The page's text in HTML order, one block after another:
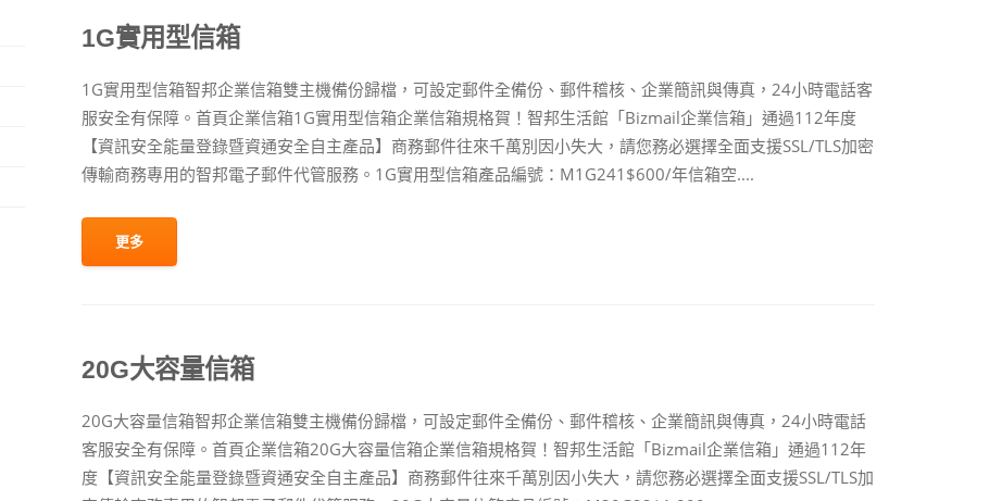
1G實用型信箱
1G實用型信箱智邦企業信箱雙主機備份歸檔，可設定郵件全備份、郵件稽核、企業簡訊與傳真，24小時電話客
服安全有保障。首頁企業信箱1G實用型信箱企業信箱規格賀！智邦生活館「Bizmail企業信箱」通過112年度
【資訊安全能量登錄暨資通安全自主產品】商務郵件往來千萬別因小失大，請您務必選擇全面支援SSL/TLS加密
傳輸商務專用的智邦電子郵件代管服務。1G實用型信箱產品編號：M1G241$600/年信箱空....
更多
20G大容量信箱
20G大容量信箱智邦企業信箱雙主機備份歸檔，可設定郵件全備份、郵件稽核、企業簡訊與傳真，24小時電話
客服安全有保障。首頁企業信箱20G大容量信箱企業信箱規格賀！智邦生活館「Bizmail企業信箱」通過112年
度【資訊安全能量登錄暨資通安全自主產品】商務郵件往來千萬別因小失大，請您務必選擇全面支援SSL/TLS加